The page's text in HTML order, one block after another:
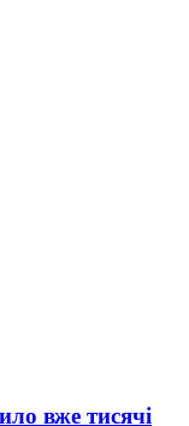
вже тисячі